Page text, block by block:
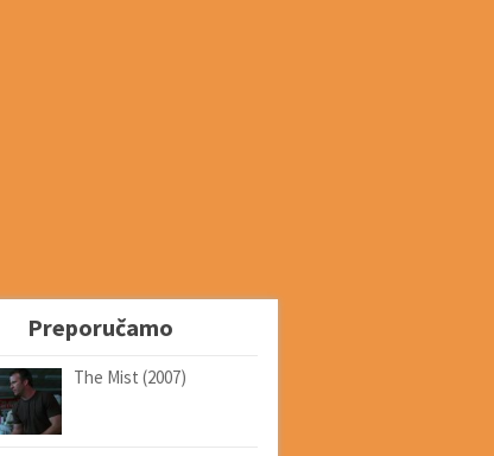
Preporučamo
The Mist (2007)